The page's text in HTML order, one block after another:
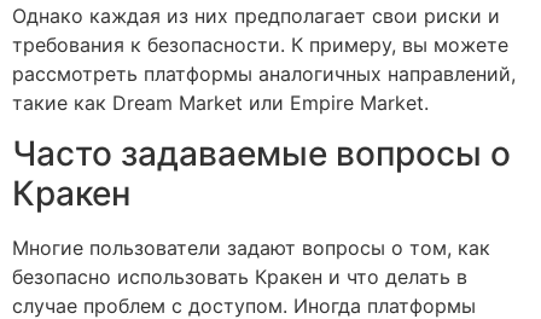
Однако каждая из них предполагает свои риски и
требования к безопасности. К примеру, вы можете
рассмотреть платформы аналогичных направлений,
такие как Dream Market или Empire Market.
Часто задаваемые вопросы о
Кракен
Многие пользователи задают вопросы о том, как
безопасно использовать Кракен и что делать в
случае проблем с доступом. Иногда платформы